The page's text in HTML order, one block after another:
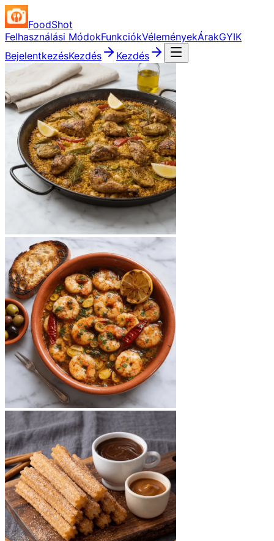
FoodShot
Felhasználási MódokFunkciókVéleményekÁrakGYIK
BejelentkezésKezdés Kezdés